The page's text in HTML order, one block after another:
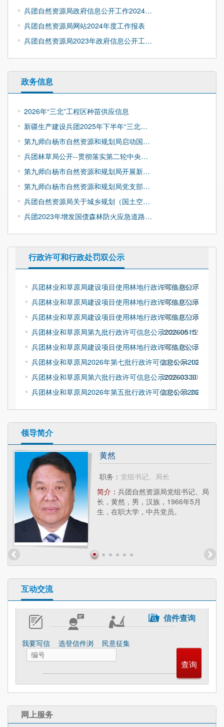
兵团自然资源局政府信息公开工作2024…
兵团自然资源局网站2024年度工作报表
兵团自然资源局2023年政府信息公开工…
政务信息
2026年“三北”工程区种苗供应信息
新疆生产建设兵团2025年下半年“三北…
第九师白杨市自然资源和规划局启动国…
兵团林草局公开--贯彻落实第二轮中央…
第九师白杨市自然资源和规划局开展新…
第九师白杨市自然资源和规划局党支部…
兵团自然资源局关于城乡规划（国土空…
兵团2023年增发国债森林防火应急道路…
行政许可和行政处罚双公示
2026-08-07
兵团林业和草原局建设项目使用林地行政许可信息公示
2026-07-28
兵团林业和草原局建设项目使用林地行政许可信息公示
2026-07-03
兵团林业和草原局建设项目使用林地行政许可信息公示
2026-06-12
兵团林业和草原局第九批行政许可信息公示20260515
2026-05-12
兵团林业和草原局建设项目使用林地行政许可信息公示
2026-04-10
兵团林业和草原局2026年第七批行政许可信息公示20260401
2026-03-30
兵团林业和草原局第六批行政许可信息公示20260330
2026-03-26
兵团林业和草原局2026年第五批行政许可信息公示20260313
领导简介
黄然
职务： 党组书记、局长
简介：兵团自然资源局党组书记、局
长，黄然，男，汉族，1966年5月
生，在职大学，中共党员。
互动交流
我要写信
选登信件浏
民意征集
信件查询
网上服务